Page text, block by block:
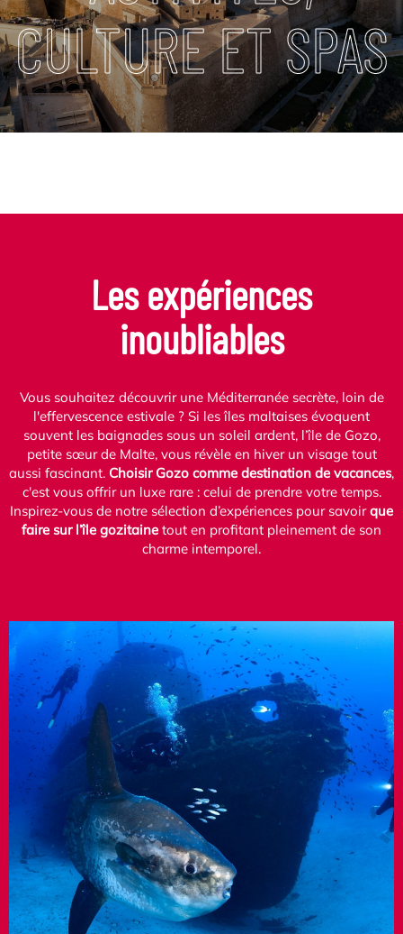
CULTURE ET SPAS
Les expériences
inoubliables
Vous souhaitez découvrir une Méditerranée secrète, loin de
l'effervescence estivale ? Si les îles maltaises évoquent
souvent les baignades sous un soleil ardent, l’île de Gozo,
petite sœur de Malte, vous révèle en hiver un visage tout
aussi fascinant. Choisir Gozo comme destination de vacances,
c'est vous offrir un luxe rare : celui de prendre votre temps.
Inspirez-vous de notre sélection d’expériences pour savoirque
faire sur l’île gozitaine tout en profitant pleinement de son
charme intemporel.